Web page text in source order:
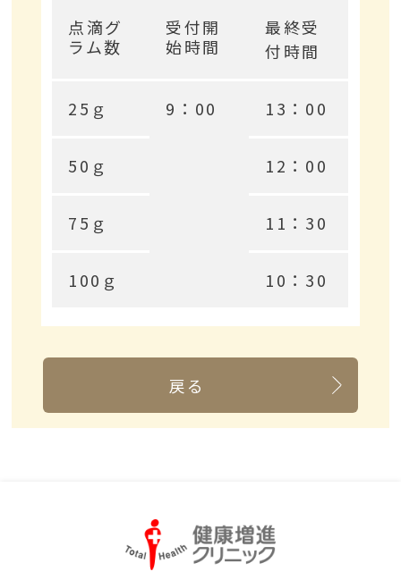
点滴グ
ラム数
受付開
始時間
最終受
付時間
25ｇ 9：00 13：00
50ｇ 12：00
75ｇ 11：30
100ｇ 10：30
戻る